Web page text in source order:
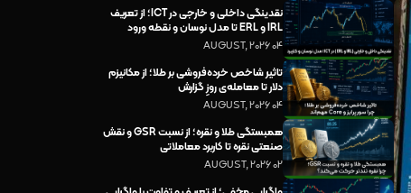
نقدینگی داخلی و خارجی در ICT؛ از تعریف
IRL و ERL تا مدل نوسان و نقطه ورود
04 AUGUST, 2026
تاثیر شاخص خرده‌فروشی بر طلا؛ از مکانیزم
دلار تا معامله‌ی روزِ گزارش
04 AUGUST, 2026
همبستگی طلا و نقره؛ از نسبت GSR و نقش
صنعتی نقره تا کاربرد معاملاتی
02 AUGUST, 2026